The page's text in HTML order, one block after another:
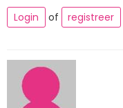
Login
of registreer